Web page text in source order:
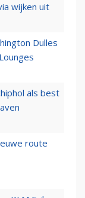
wijken uit
Dulles
als best
route